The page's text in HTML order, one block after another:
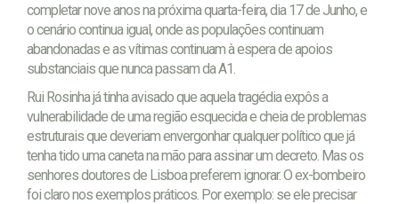
completar nove anos na próxima quarta-feira, dia 17 de Junho, e
o cenário continua igual, onde as populações continuam
abandonadas e as vítimas continuam à espera de apoios
substanciais que nunca passam da A1.
Rui Rosinha já tinha avisado que aquela tragédia expôs a
vulnerabilidade de uma região esquecida e cheia de problemas
estruturais que deveriam envergonhar qualquer político que já
tenha tido uma caneta na mão para assinar um decreto. Mas os
senhores doutores de Lisboa preferem ignorar. O ex-bombeiro
foi claro nos exemplos práticos. Por exemplo: se ele precisar